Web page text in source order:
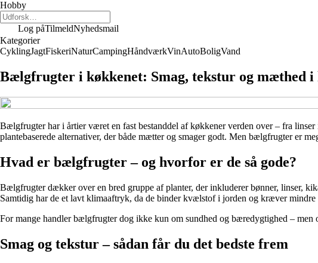
Hobby
Log påTilmeldNyhedsmail
Kategorier
CyklingJagtFiskeriNaturCampingHåndværkVinAutoBoligVand
Bælgfrugter i køkkenet: Smag, tekstur og mæthed
Bælgfrugter har i årtier været en fast bestanddel af køkkener verden over – fra
plantebaserede alternativer, der både mætter og smager godt. Men bælgfrugter er
Hvad er bælgfrugter – og hvorfor er de så gode?
Bælgfrugter dækker over en bred gruppe af planter, der inkluderer bønner, linser,
Samtidig har de et lavt klimaaftryk, da de binder kvælstof i jorden og kræver mindre
For mange handler bælgfrugter dog ikke kun om sundhed og bæredygtighed – men
Smag og tekstur – sådan får du det bedste frem